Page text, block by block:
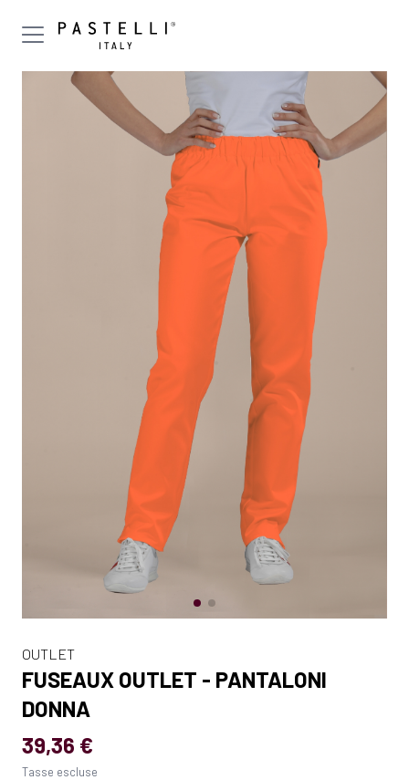
OUTLET
FUSEAUX OUTLET - PANTALONI
DONNA
39,36 €
Tasse escluse